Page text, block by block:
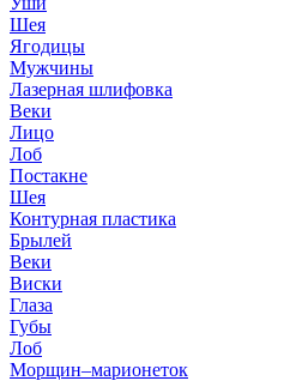
Шея
Ягодицы
Мужчины
Лазерная шлифовка
Веки
Лицо
Лоб
Постакне
Шея
Контурная пластика
Брылей
Веки
Виски
Глаза
Губы
Лоб
Морщин–марионеток